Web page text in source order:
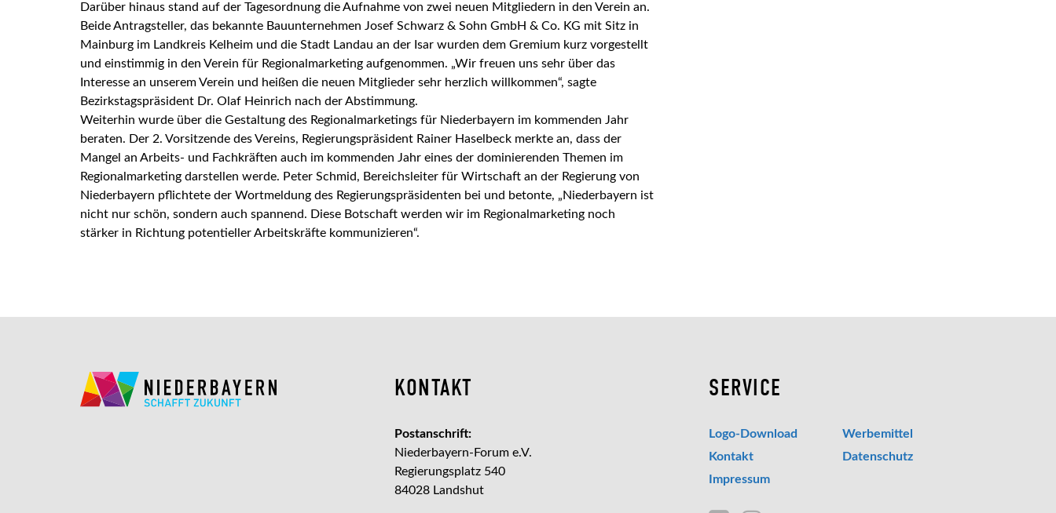
Darüber hinaus stand auf der Tagesordnung die Aufnahme von zwei neuen Mitgliedern in den Verein an.
Beide Antragsteller, das bekannte Bauunternehmen Josef Schwarz & Sohn GmbH & Co. KG mit Sitz in
Mainburg im Landkreis Kelheim und die Stadt Landau an der Isar wurden dem Gremium kurz vorgestellt
und einstimmig in den Verein für Regionalmarketing aufgenommen. „Wir freuen uns sehr über das
Interesse an unserem Verein und heißen die neuen Mitglieder sehr herzlich willkommen“, sagte
Bezirkstagspräsident Dr. Olaf Heinrich nach der Abstimmung.
Weiterhin wurde über die Gestaltung des Regionalmarketings für Niederbayern im kommenden Jahr
beraten. Der 2. Vorsitzende des Vereins, Regierungspräsident Rainer Haselbeck merkte an, dass der
Mangel an Arbeits- und Fachkräften auch im kommenden Jahr eines der dominierenden Themen im
Regionalmarketing darstellen werde. Peter Schmid, Bereichsleiter für Wirtschaft an der Regierung von
Niederbayern pflichtete der Wortmeldung des Regierungspräsidenten bei und betonte, „Niederbayern ist
nicht nur schön, sondern auch spannend. Diese Botschaft werden wir im Regionalmarketing noch
stärker in Richtung potentieller Arbeitskräfte kommunizieren“.
KONTAKT
Postanschrift:
Niederbayern-Forum e.V.
Regierungsplatz 540
84028 Landshut
SERVICE
Logo-Download
Werbemittel
Kontakt
Datenschutz
Impressum